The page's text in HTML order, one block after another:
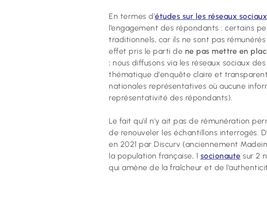
En termes d'études sur les réseaux sociaux
l’engagement des répondants : certains
traditionnels, car ils ne sont pas
effet pris le parti de ne pas mettre en
: nous diffusons via les réseaux sociaux
thématique d'enquête claire et
nationales représentatives où aucune
représentativité des répondants).
Le fait qu'il n'y ait pas de rémunération
de renouveler les échantillons interrogés.
en 2021 par Discurv (anciennement
la population française, 1 socionaute sur 2
qui amène de la fraîcheur et de